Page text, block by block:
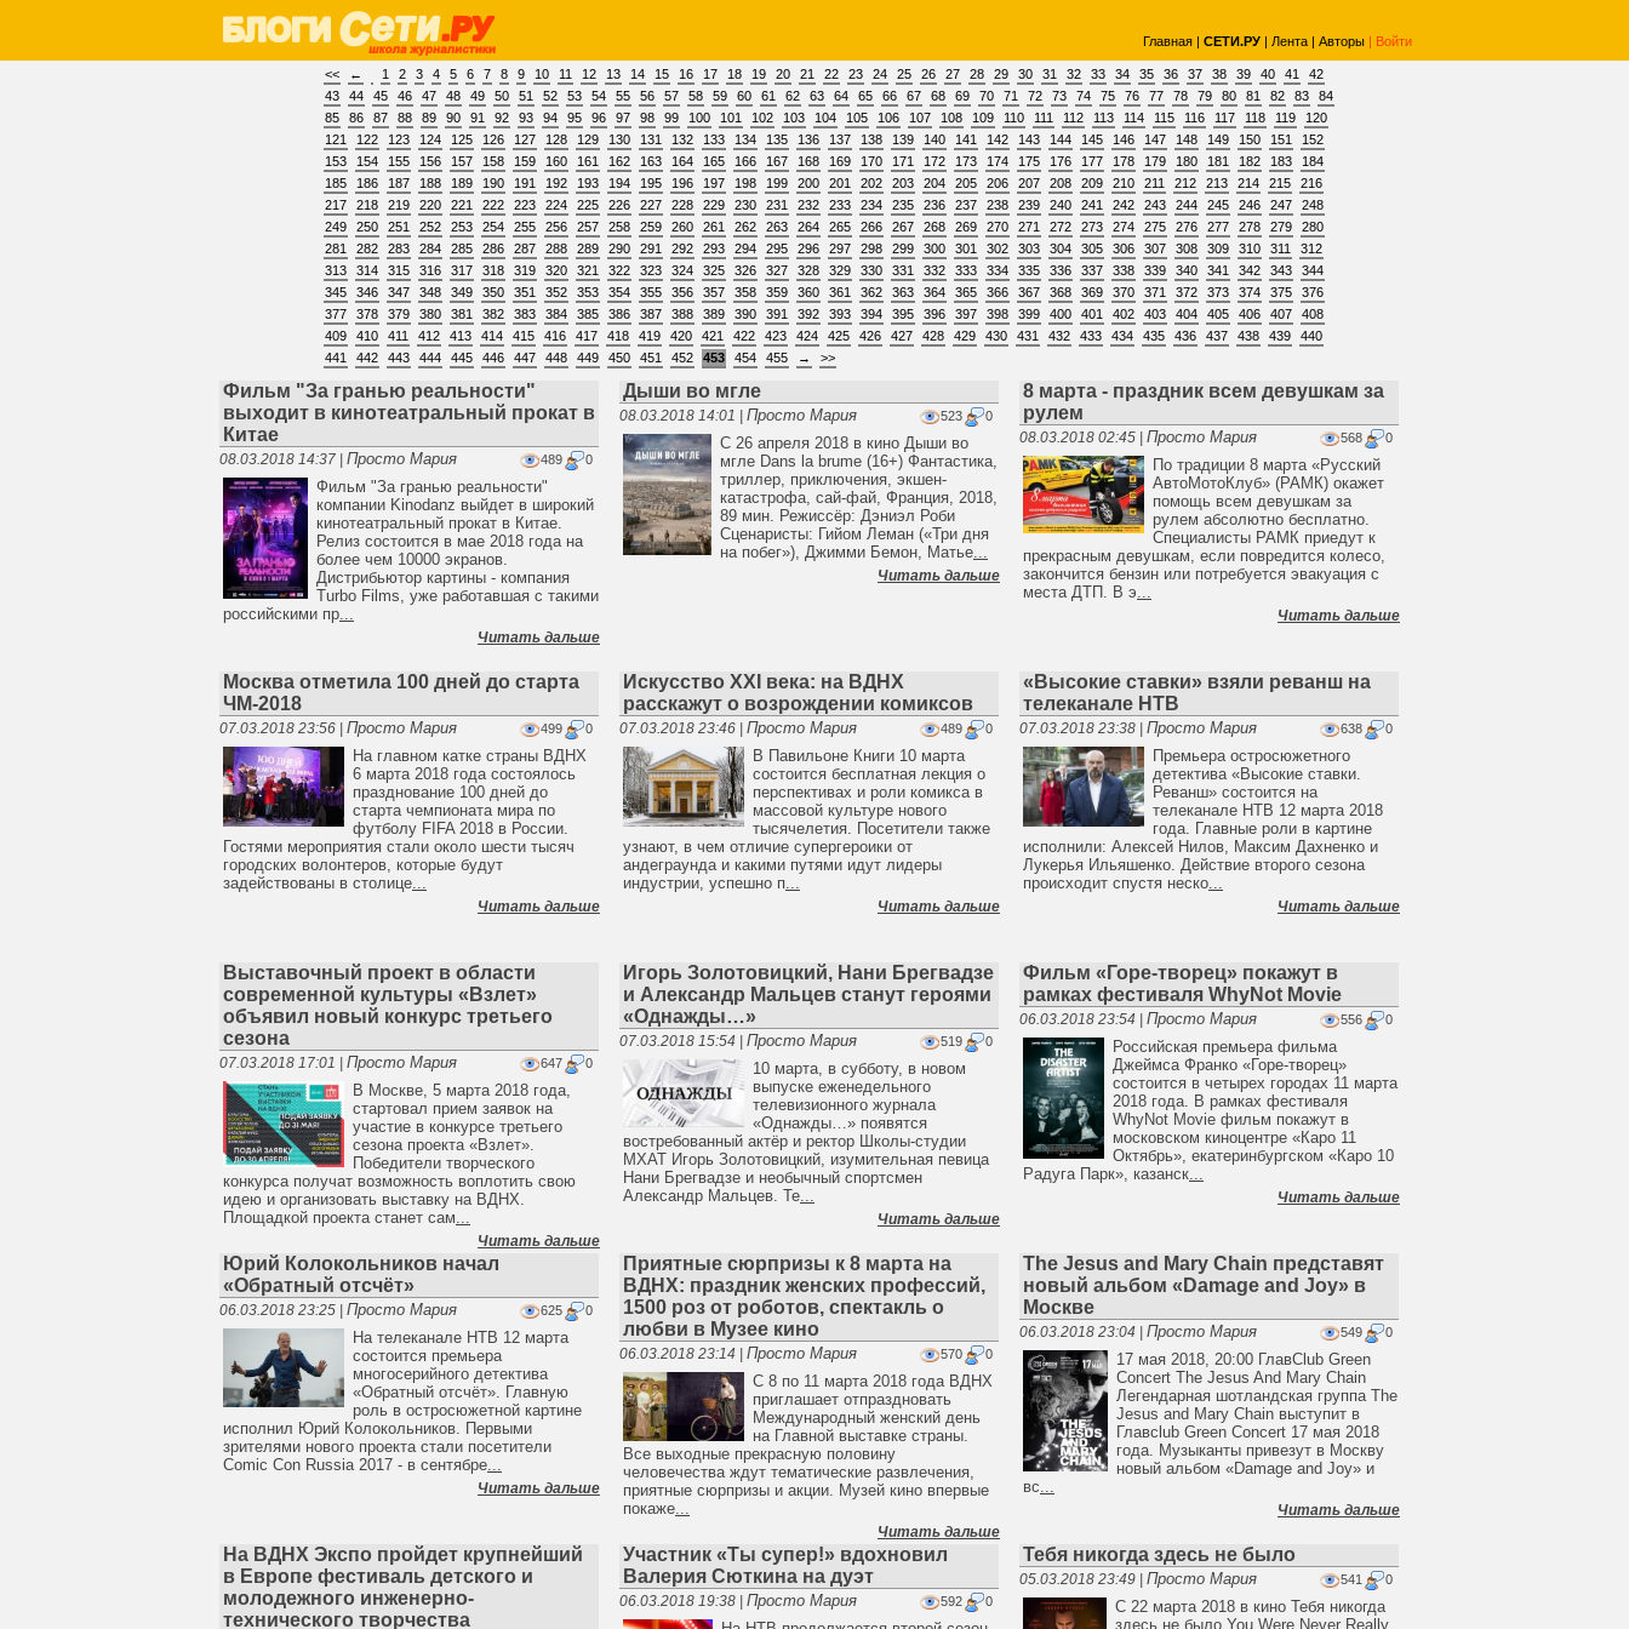
Главная | СЕТИ.РУ | Лента | Авторы | Войти
<< ← 1 2 3 4 5 6 7 8 9 10 11 12 13 14 15 16 17 18 19 20 21 22 23 24 25 26 27 28 29 30 31 32 33 34 35 36 37 38 39 40 41
42
43
44 45 46 47 48 49 50 51 52 53 54 55 56 57 58 59 60 61 62 63 64 65 66 67 68 69 70 71 72 73 74 75 76 77 78 79 80 81 82 83
84
85
86 87 88 89 90 91 92 93 94 95 96 97 98 99 100 101 102 103 104 105 106 107 108 109 110 111 112 113 114 115 116 117 118 119
120
121
122 123 124 125 126 127 128 129 130 131 132 133 134 135 136 137 138 139 140 141 142 143 144 145 146 147 148 149 150 151
152
153
154 155 156 157 158 159 160 161 162 163 164 165 166 167 168 169 170 171 172 173 174 175 176 177 178 179 180 181 182 183
184
185
186 187 188 189 190 191 192 193 194 195 196 197 198 199 200 201 202 203 204 205 206 207 208 209 210 211 212 213 214 215
216
217
218 219 220 221 222 223 224 225 226 227 228 229 230 231 232 233 234 235 236 237 238 239 240 241 242 243 244 245 246 247
248
249
250 251 252 253 254 255 256 257 258 259 260 261 262 263 264 265 266 267 268 269 270 271 272 273 274 275 276 277 278 279
280
281
282 283 284 285 286 287 288 289 290 291 292 293 294 295 296 297 298 299 300 301 302 303 304 305 306 307 308 309 310 311
312
313
314 315 316 317 318 319 320 321 322 323 324 325 326 327 328 329 330 331 332 333 334 335 336 337 338 339 340 341 342 343
344
345
346 347 348 349 350 351 352 353 354 355 356 357 358 359 360 361 362 363 364 365 366 367 368 369 370 371 372 373 374 375
376
377
378 379 380 381 382 383 384 385 386 387 388 389 390 391 392 393 394 395 396 397 398 399 400 401 402 403 404 405 406 407
408
409
410 411 412 413 414 415 416 417 418 419 420 421 422 423 424 425 426 427 428 429 430 431 432 433 434 435 436 437 438 439
440
441
442 443 444 445 446 447 448 449 450 451 452 453 454 455 → >>
Фильм "За гранью реальности"
выходит в кинотеатральный прокат в
Китае
08.03.2018 14:37 | Просто Мария 0
489
Фильм "За гранью реальности"
компании Kinodanz выйдет в широкий
кинотеатральный прокат в Китае.
Релиз состоится в мае 2018 года на
более чем 10000 экранов.
Дистрибьютор картины - компания
Turbo Films, уже работавшая с такими
российскими пр...
Читать дальше
Дыши во мгле
08.03.2018 14:01 | Просто Мария 0
523
С 26 апреля 2018 в кино Дыши во
мгле Dans la brume (16+) Фантастика,
триллер, приключения, экшен-
катастрофа, сай-фай, Франция, 2018,
89 мин. Режиссёр: Дэниэл Роби
Сценаристы: Гийом Леман («Три дня
на побег»), Джимми Бемон, Матье...
Читать дальше
8 марта - праздник всем девушкам за
рулем
08.03.2018 02:45 | Просто Мария 0
568
По традиции 8 марта «Русский
АвтоМотоКлуб» (РАМК) окажет
помощь всем девушкам за
рулем абсолютно бесплатно.
Специалисты РАМК приедут к
прекрасным девушкам, если повредится колесо,
закончится бензин или потребуется эвакуация с
места ДТП. В э...
Читать дальше
Москва отметила 100 дней до старта
ЧМ-2018
07.03.2018 23:56 | Просто Мария 0
499
На главном катке страны ВДНХ
6 марта 2018 года состоялось
празднование 100 дней до
старта чемпионата мира по
футболу FIFA 2018 в России.
Гостями мероприятия стали около шести тысяч
городских волонтеров, которые будут
задействованы в столице...
Читать дальше
Искусство XXI века: на ВДНХ
расскажут о возрождении комиксов
07.03.2018 23:46 | Просто Мария 0
489
В Павильоне Книги 10 марта
состоится бесплатная лекция о
перспективах и роли комикса в
массовой культуре нового
тысячелетия. Посетители также
узнают, в чем отличие супергероики от
андеграунда и какими путями идут лидеры
индустрии, успешно п...
Читать дальше
«Высокие ставки» взяли реванш на
телеканале НТВ
07.03.2018 23:38 | Просто Мария 0
638
Премьера остросюжетного
детектива «Высокие ставки.
Реванш» состоится на
телеканале НТВ 12 марта 2018
года. Главные роли в картине
исполнили: Алексей Нилов, Максим Дахненко и
Лукерья Ильяшенко. Действие второго сезона
происходит спустя неско...
Читать дальше
Выставочный проект в области
современной культуры «Взлет»
объявил новый конкурс третьего
сезона
07.03.2018 17:01 | Просто Мария 0
647
В Москве, 5 марта 2018 года,
стартовал прием заявок на
участие в конкурсе третьего
сезона проекта «Взлет».
Победители творческого
конкурса получат возможность воплотить свою
идею и организовать выставку на ВДНХ.
Площадкой проекта станет сам...
Читать дальше
Игорь Золотовицкий, Нани Брегвадзе
и Александр Мальцев станут героями
«Однажды…»
07.03.2018 15:54 | Просто Мария 0
519
10 марта, в субботу, в новом
выпуске еженедельного
телевизионного журнала
«Однажды…» появятся
востребованный актёр и ректор Школы-студии
МХАТ Игорь Золотовицкий, изумительная певица
Нани Брегвадзе и необычный спортсмен
Александр Мальцев. Те...
Читать дальше
Фильм «Горе-творец» покажут в
рамках фестиваля WhyNot Movie
06.03.2018 23:54 | Просто Мария 0
556
Российская премьера фильма
Джеймса Франко «Горе-творец»
состоится в четырех городах 11 марта
2018 года. В рамках фестиваля
WhyNot Movie фильм покажут в
московском киноцентре «Каро 11
Октябрь», екатеринбургском «Каро 10
Радуга Парк», казанск...
Читать дальше
Юрий Колокольников начал
«Обратный отсчёт»
06.03.2018 23:25 | Просто Мария 0
625
На телеканале НТВ 12 марта
состоится премьера
многосерийного детектива
«Обратный отсчёт». Главную
роль в остросюжетной картине
исполнил Юрий Колокольников. Первыми
зрителями нового проекта стали посетители
Comic Con Russia 2017 - в сентябре...
Читать дальше
Приятные сюрпризы к 8 марта на
ВДНХ: праздник женских профессий,
1500 роз от роботов, спектакль о
любви в Музее кино
06.03.2018 23:14 | Просто Мария 0
570
С 8 по 11 марта 2018 года ВДНХ
приглашает отпраздновать
Международный женский день
на Главной выставке страны.
Все выходные прекрасную половину
человечества ждут тематические развлечения,
приятные сюрпризы и акции. Музей кино впервые
покаже...
Читать дальше
The Jesus and Mary Chain представят
новый альбом «Damage and Joy» в
Москве
06.03.2018 23:04 | Просто Мария 0
549
17 мая 2018, 20:00 ГлавClub Green
Concert The Jesus And Mary Chain
Легендарная шотландская группа The
Jesus and Mary Chain выступит в
Главclub Green Concert 17 мая 2018
года. Музыканты привезут в Москву
новый альбом «Damage and Joy» и
вс...
Читать дальше
На ВДНХ Экспо пройдет крупнейший
в Европе фестиваль детского и
молодежного инженерно-
технического творчества
Участник «Ты супер!» вдохновил
Валерия Сюткина на дуэт
06.03.2018 19:38 | Просто Мария 0
592
Тебя никогда здесь не было
05.03.2018 23:49 | Просто Мария 0
541
С 22 марта 2018 в кино Тебя никогда
здесь не было You Were Never Really